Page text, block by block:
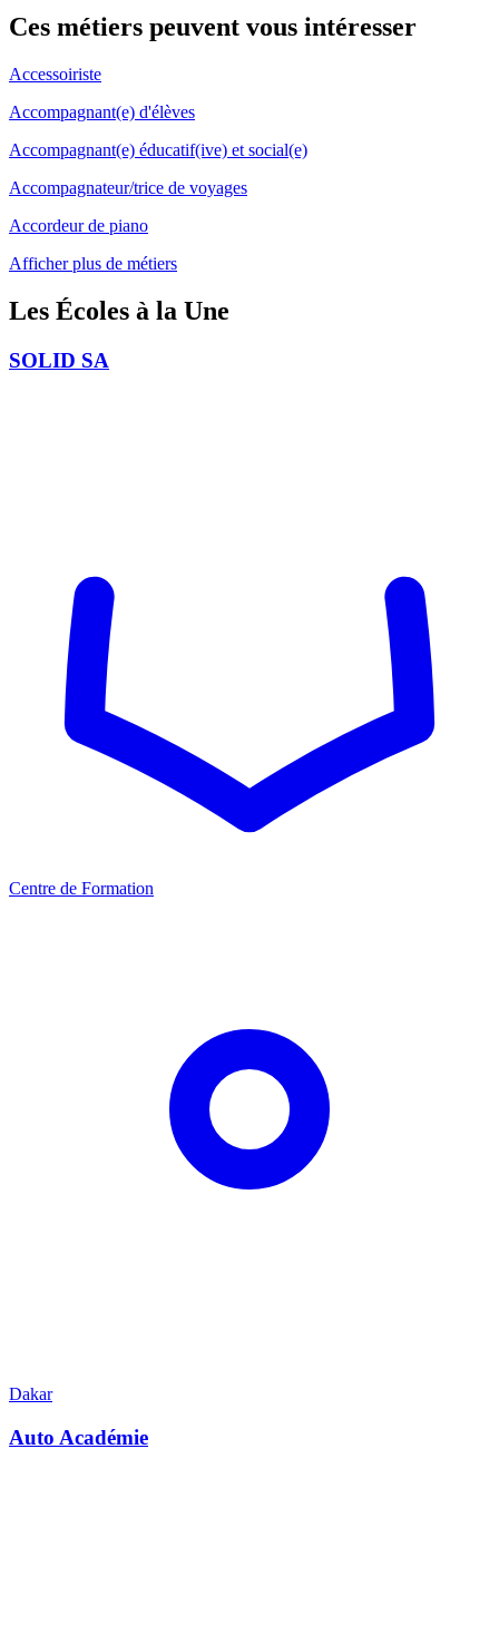
Ces métiers peuvent vous intéresser
Accessoiriste
Accompagnant(e) d'élèves
Accompagnant(e) éducatif(ive) et social(e)
Accompagnateur/trice de voyages
Accordeur de piano
Afficher plus de métiers
Les Écoles à la Une
SOLID SA
Centre de Formation
Dakar
Auto Académie